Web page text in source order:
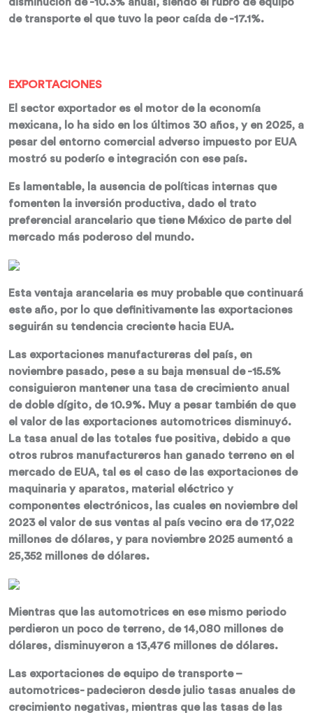
de transporte el que tuvo la peor caída de -17.1%.
EXPORTACIONES
El sector exportador es el motor de la economía
mexicana, lo ha sido en los últimos 30 años, y en 2025, a
pesar del entorno comercial adverso impuesto por EUA
mostró su poderío e integración con ese país.
Es lamentable, la ausencia de políticas internas que
fomenten la inversión productiva, dado el trato
preferencial arancelario que tiene México de parte del
mercado más poderoso del mundo.
Esta ventaja arancelaria es muy probable que continuará
este año, por lo que definitivamente las exportaciones
seguirán su tendencia creciente hacia EUA.
Las exportaciones manufactureras del país, en
noviembre pasado, pese a su baja mensual de -15.5%
consiguieron mantener una tasa de crecimiento anual
de doble dígito, de 10.9%. Muy a pesar también de que
el valor de las exportaciones automotrices disminuyó.
La tasa anual de las totales fue positiva, debido a que
otros rubros manufactureros han ganado terreno en el
mercado de EUA, tal es el caso de las exportaciones de
maquinaria y aparatos, material eléctrico y
componentes electrónicos, las cuales en noviembre del
2023 el valor de sus ventas al país vecino era de 17,022
millones de dólares, y para noviembre 2025 aumentó a
25,352 millones de dólares.
Mientras que las automotrices en ese mismo periodo
perdieron un poco de terreno, de 14,080 millones de
dólares, disminuyeron a 13,476 millones de dólares.
Las exportaciones de equipo de transporte –
automotrices- padecieron desde julio tasas anuales de
crecimiento negativas, mientras que las tasas de las